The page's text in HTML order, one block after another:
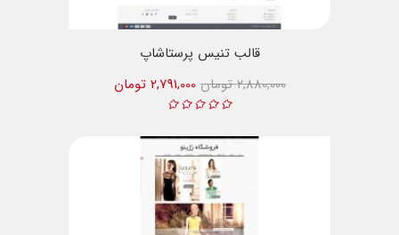
قالب تنیس پرستاشاپ
2,791,000 تومان
2,880,000 تومان